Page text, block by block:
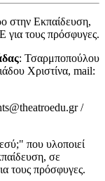
στην Εκπαίδευση,
τους πρόσφυγες.
: Τσαρμποπούλου
Χριστίνα, mail:
/
που υλοποιεί
σε
τους πρόσφυγες.